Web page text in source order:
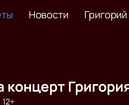
Новости
концерт
12+